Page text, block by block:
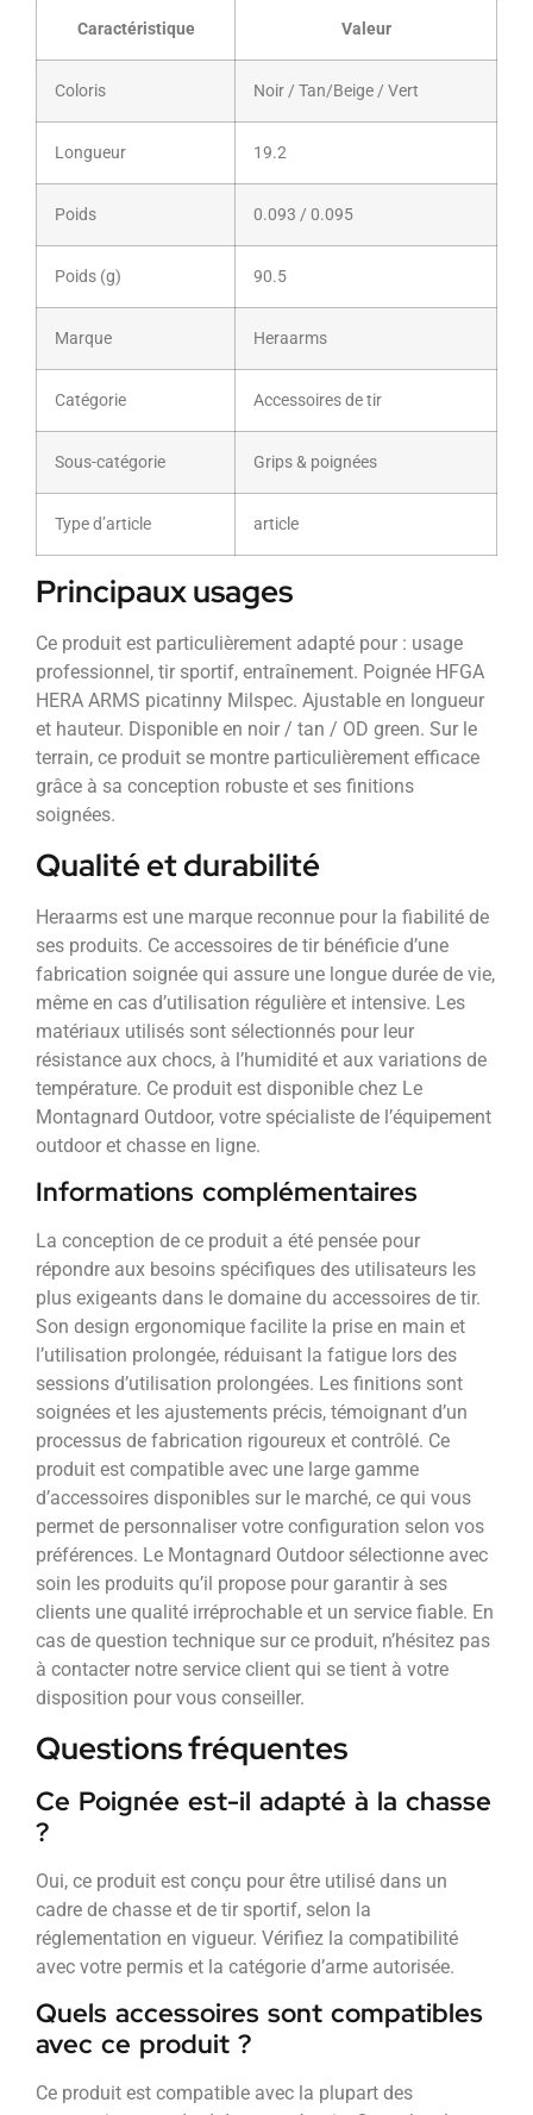
Caractéristique Valeur
Coloris Noir / Tan/Beige / Vert
Longueur 19.2
Poids 0.093 / 0.095
Poids (g) 90.5
Marque Heraarms
Catégorie Accessoires de tir
Sous-catégorie Grips & poignées
Type d’article article
Principaux usages
Ce produit est particulièrement adapté pour : usage
professionnel, tir sportif, entraînement. Poignée HFGA
HERA ARMS picatinny Milspec. Ajustable en longueur
et hauteur. Disponible en noir / tan / OD green. Sur le
terrain, ce produit se montre particulièrement efficace
grâce à sa conception robuste et ses finitions
soignées.
Qualité et durabilité
Heraarms est une marque reconnue pour la fiabilité de
ses produits. Ce accessoires de tir bénéficie d’une
fabrication soignée qui assure une longue durée de vie,
même en cas d’utilisation régulière et intensive. Les
matériaux utilisés sont sélectionnés pour leur
résistance aux chocs, à l’humidité et aux variations de
température. Ce produit est disponible chez Le
Montagnard Outdoor, votre spécialiste de l’équipement
outdoor et chasse en ligne.
Informations complémentaires
La conception de ce produit a été pensée pour
répondre aux besoins spécifiques des utilisateurs les
plus exigeants dans le domaine du accessoires de tir.
Son design ergonomique facilite la prise en main et
l’utilisation prolongée, réduisant la fatigue lors des
sessions d’utilisation prolongées. Les finitions sont
soignées et les ajustements précis, témoignant d’un
processus de fabrication rigoureux et contrôlé. Ce
produit est compatible avec une large gamme
d’accessoires disponibles sur le marché, ce qui vous
permet de personnaliser votre configuration selon vos
préférences. Le Montagnard Outdoor sélectionne avec
soin les produits qu’il propose pour garantir à ses
clients une qualité irréprochable et un service fiable. En
cas de question technique sur ce produit, n’hésitez pas
à contacter notre service client qui se tient à votre
disposition pour vous conseiller.
Questions fréquentes
Ce Poignée est-il adapté à la chasse
?
Oui, ce produit est conçu pour être utilisé dans un
cadre de chasse et de tir sportif, selon la
réglementation en vigueur. Vérifiez la compatibilité
avec votre permis et la catégorie d’arme autorisée.
Quels accessoires sont compatibles
avec ce produit ?
Ce produit est compatible avec la plupart des